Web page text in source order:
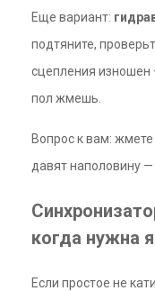
Еще вариант:
подтяните,
сцепления изношен
пол жмешь.
Вопрос к вам:
давят наполовину —
когда нужна
Если простое не